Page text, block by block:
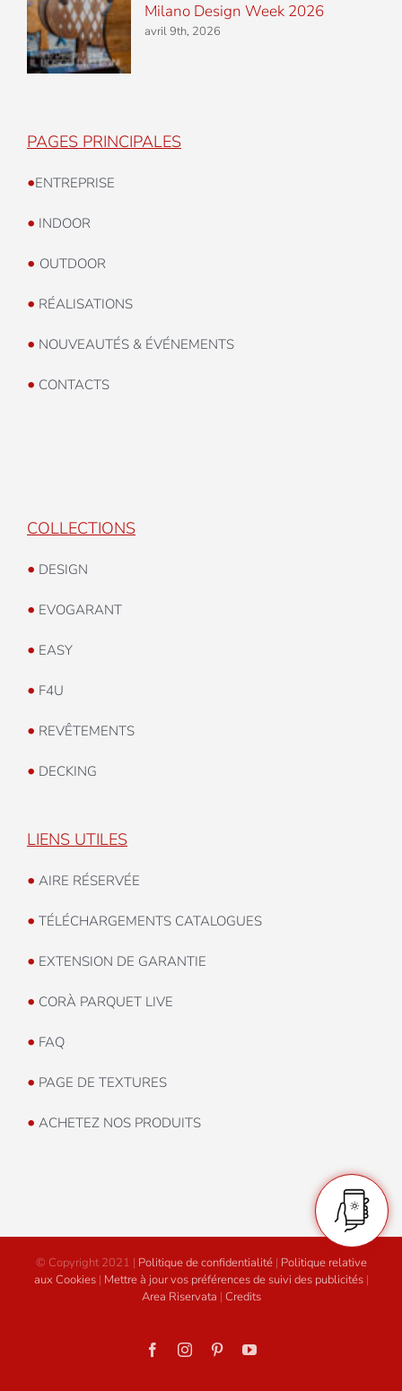
Milano Design Week 2026
avril 9th, 2026
PAGES PRINCIPALES
•ENTREPRISE
• INDOOR
• OUTDOOR
• RÉALISATIONS
• NOUVEAUTÉS & ÉVÉNEMENTS
• CONTACTS
COLLECTIONS
• DESIGN
• EVOGARANT
• EASY
• F4U
• REVÊTEMENTS
• DECKING
LIENS UTILES
• AIRE RÉSERVÉE
• TÉLÉCHARGEMENTS CATALOGUES
• EXTENSION DE GARANTIE
• CORÀ PARQUET LIVE
• FAQ
• PAGE DE TEXTURES
• ACHETEZ NOS PRODUITS
© Copyright 2021 | Politique de confidentialité | Politique relative
aux Cookies| Mettre à jour vos préférences de suivi des publicités|
Area Riservata | Credits
FacebookInstagramPinterestYouTube